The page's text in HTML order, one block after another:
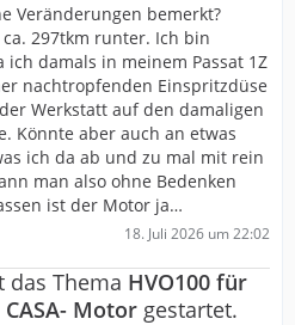
Veränderungen bemerkt?
297tkm runter. Ich bin
damals in meinem Passat 1Z
nachtropfenden Einspritzdüse
Werkstatt auf den damaligen
Könnte aber auch an etwas
ich da ab und zu mal mit rein
man also ohne Bedenken
ist der Motor ja…
18. Juli 2026 um 22:02
das Thema HVO100 für
CASA- Motor gestartet.